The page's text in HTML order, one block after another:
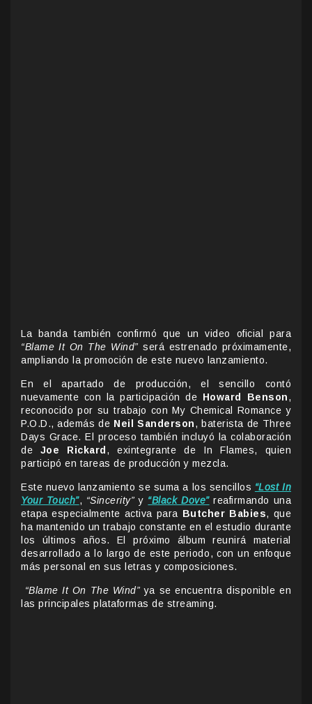
La banda también confirmó que un video oficial para
“Blame It On The Wind” será estrenado próximamente,
ampliando la promoción de este nuevo lanzamiento.
En el apartado de producción, el sencillo contó
nuevamente con la participación de Howard Benson,
reconocido por su trabajo con My Chemical Romance y
P.O.D., además de Neil Sanderson, baterista de Three
Days Grace. El proceso también incluyó la colaboración
de Joe Rickard , exintegrante de In Flames, quien
participó en tareas de producción y mezcla.
Este nuevo lanzamiento se suma a los sencillos “Lost In
Your Touch”, “Sincerity” y “Black Dove”reafirmando una
etapa especialmente activa para Butcher Babies, que
ha mantenido un trabajo constante en el estudio durante
los últimos años. El próximo álbum reunirá material
desarrollado a lo largo de este periodo, con un enfoque
más personal en sus letras y composiciones.
“Blame It On The Wind” ya se encuentra disponible en
las principales plataformas de streaming.